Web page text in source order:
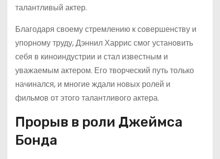
талантливый актер.
Благодаря своему стремлению к совершенству и
упорному труду, Дэннил Харрис смог установить
себя в киноиндустрии и стал известным и
уважаемым актером. Его творческий путь только
начинался, и многие ждали новых ролей и
фильмов от этого талантливого актера.
Прорыв в роли Джеймса
Бонда